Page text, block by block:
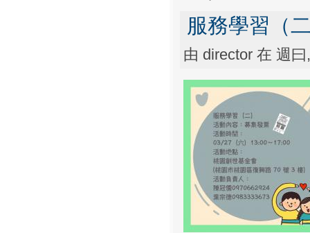
服務學習（
由 director在 週曰